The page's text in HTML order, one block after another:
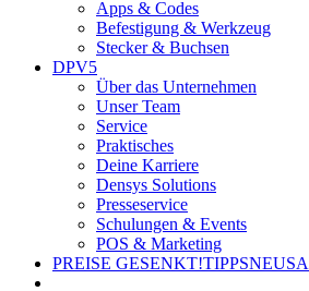
Apps & Codes
Befestigung & Werkzeug
Stecker & Buchsen
DPV5
Über das Unternehmen
Unser Team
Service
Praktisches
Deine Karriere
Densys Solutions
Presseservice
Schulungen & Events
POS & Marketing
PREISE GESENKT!TIPPSNEU